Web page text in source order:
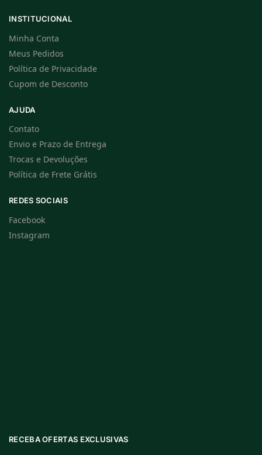
INSTITUCIONAL
Minha Conta
Meus Pedidos
Política de Privacidade
Cupom de Desconto
AJUDA
Contato
Envio e Prazo de Entrega
Trocas e Devoluções
Política de Frete Grátis
REDES SOCIAIS
Facebook
Instagram
RECEBA OFERTAS EXCLUSIVAS